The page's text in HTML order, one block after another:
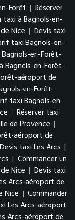
Forêt | Réserver
taxi à Bagnols-en-
Nice | Devis taxi
taxi Bagnols-en-
en-Forêt-
Bagnols-en-Forêt-
aéroport de
en-Forêt-
taxi Bagnols-en-
| Réserver taxi
de Provence |
aéroport de
Devis taxi Les Arcs |
| Commander un
Nice | Devis taxi
Arcs-aéroport de
Nice | Commander
Les Arcs-aéroport
Arcs-aéroport de